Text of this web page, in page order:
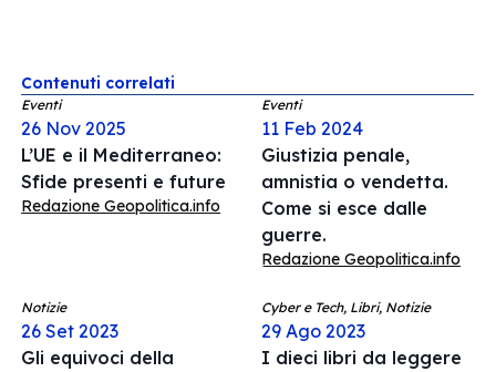
Contenuti correlati
Eventi
26 Nov 2025
L’UE e il Mediterraneo:
Sfide presenti e future
Redazione Geopolitica.info
Eventi
11 Feb 2024
Giustizia penale,
amnistia o vendetta.
Come si esce dalle
guerre.
Redazione Geopolitica.info
Notizie
26 Set 2023
Gli equivoci della
Cyber e Tech, Libri, Notizie
29 Ago 2023
I dieci libri da leggere